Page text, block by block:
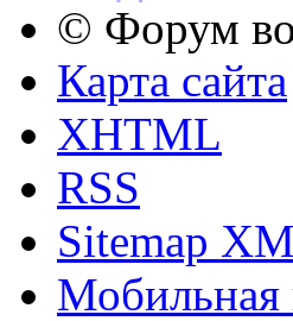
© Форум
Карта сайта
XHTML
RSS
Sitemap
Мобильная